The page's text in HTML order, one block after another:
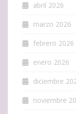
abril 2026
marzo 2026
febrero 2026
enero 2026
diciembre
noviembre